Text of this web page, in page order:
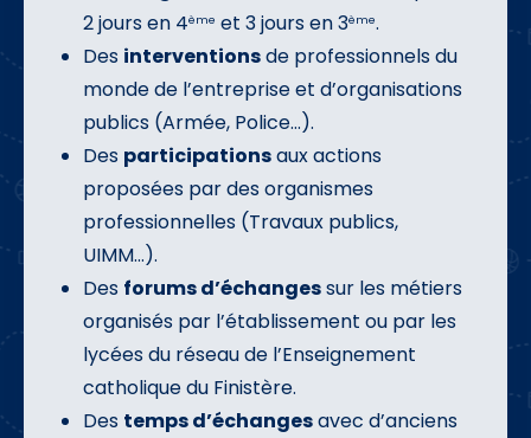
2 jours en 4ème et 3 jours en 3ème.
Des interventionsde professionnels du
monde de l’entreprise et d’organisations
publics (Armée, Police…).
Des participationsaux actions
proposées par des organismes
professionnelles (Travaux publics,
UIMM…).
Des forums d’échangessur les métiers
organisés par l’établissement ou par les
lycées du réseau de l’Enseignement
catholique du Finistère.
Des temps d’échangesavec d’anciens